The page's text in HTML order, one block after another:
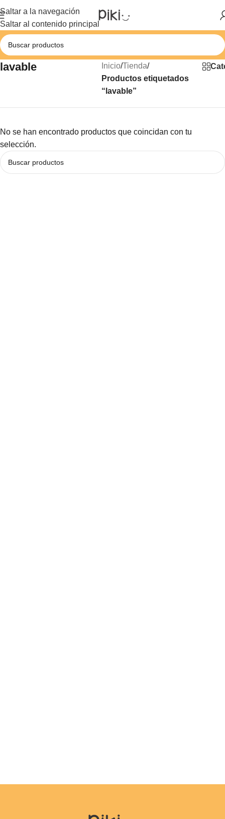
Saltar a la navegación
Saltar al contenido principal
lavable Inicio/Tienda/
Productos etiquetados
“lavable”
No se han encontrado productos que coincidan con tu
selección.